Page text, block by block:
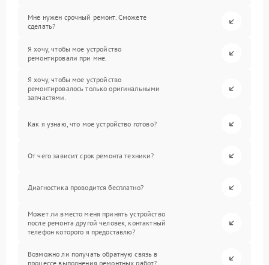
Мне нужен срочный ремонт. Сможете
сделать?
Я хочу, чтобы мое устройство
ремонтировали при мне.
Я хочу, чтобы мое устройство
ремонтировалось только оригинальными
запчастями.
Как я узнаю, что мое устройство готово?
От чего зависит срок ремонта техники?
Диагностика проводится бесплатно?
Может ли вместо меня принять устройство
после ремонта другой человек, контактный
телефон которого я предоставлю?
Возможно ли получать обратную связь в
процессе выполнения ремонтных работ?